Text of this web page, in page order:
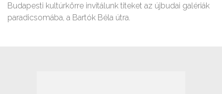
Budapesti kultúrkörre invitálunk titeket az újbudai galériák
paradicsomába, a Bartók Béla útra.